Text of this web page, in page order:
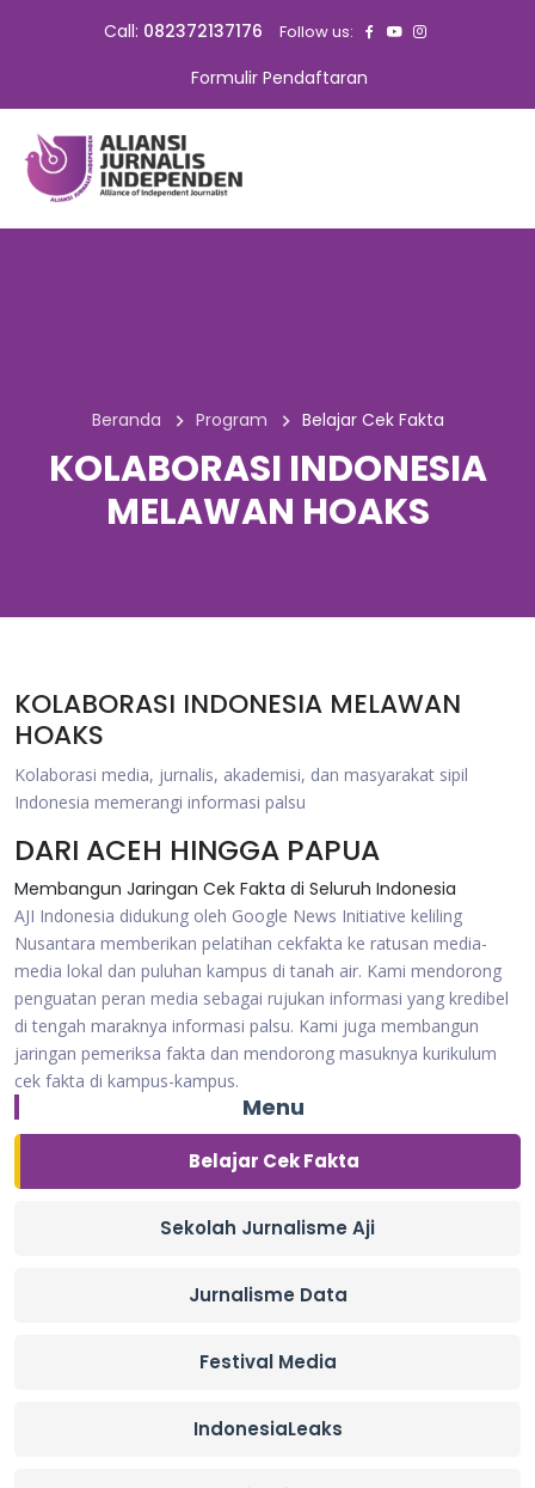
Call: 082372137176 Follow us:
Formulir Pendaftaran
Beranda Program Belajar Cek Fakta
KOLABORASI INDONESIA
MELAWAN HOAKS
KOLABORASI INDONESIA MELAWAN
HOAKS
Kolaborasi media, jurnalis, akademisi, dan masyarakat sipil
Indonesia memerangi informasi palsu
DARI ACEH HINGGA PAPUA
Membangun Jaringan Cek Fakta di Seluruh Indonesia
AJI Indonesia didukung oleh Google News Initiative keliling
Nusantara memberikan pelatihan cekfakta ke ratusan media-
media lokal dan puluhan kampus di tanah air. Kami mendorong
penguatan peran media sebagai rujukan informasi yang kredibel
di tengah maraknya informasi palsu. Kami juga membangun
jaringan pemeriksa fakta dan mendorong masuknya kurikulum
cek fakta di kampus-kampus.
Menu
Belajar Cek Fakta
Sekolah Jurnalisme Aji
Jurnalisme Data
Festival Media
IndonesiaLeaks